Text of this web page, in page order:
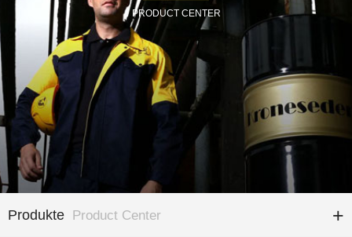
PRODUCT CENTER
Produkte Product Center